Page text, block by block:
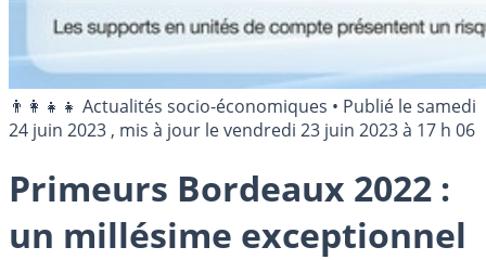
👨‍👩‍👧‍👧 Actualités socio-économiques • Publié lesamedi
24 juin 2023 , mis à jour levendredi 23 juin 2023 à 17 h 06
Primeurs Bordeaux 2022 :
un millésime exceptionnel